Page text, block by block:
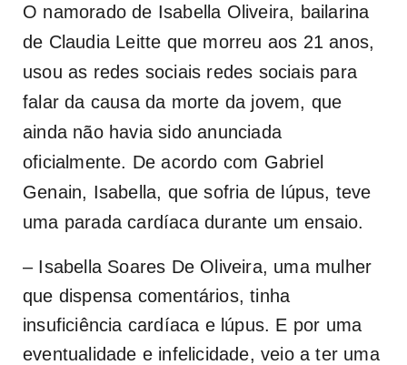
O namorado de Isabella Oliveira, bailarina
de Claudia Leitte que morreu aos 21 anos,
usou as redes sociais redes sociais para
falar da causa da morte da jovem, que
ainda não havia sido anunciada
oficialmente. De acordo com Gabriel
Genain, Isabella, que sofria de lúpus, teve
uma parada cardíaca durante um ensaio.
– Isabella Soares De Oliveira, uma mulher
que dispensa comentários, tinha
insuficiência cardíaca e lúpus. E por uma
eventualidade e infelicidade, veio a ter uma